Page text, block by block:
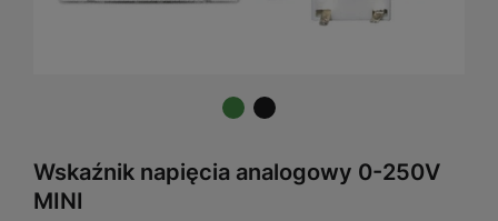
Wskaźnik napięcia analogowy 0-250V
MINI